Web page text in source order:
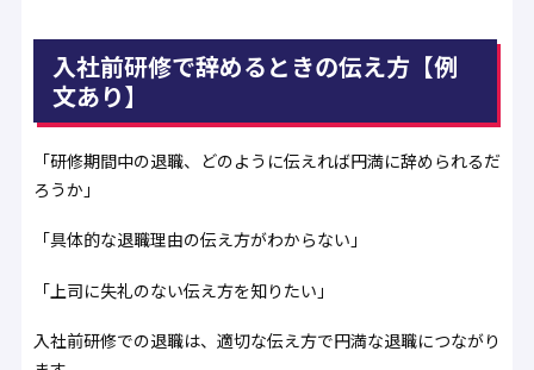
入社前研修で辞めるときの伝え方【例
文あり】
「研修期間中の退職、どのように伝えれば円満に辞められるだ
ろうか」
「具体的な退職理由の伝え方がわからない」
「上司に失礼のない伝え方を知りたい」
入社前研修での退職は、適切な伝え方で円満な退職につながり